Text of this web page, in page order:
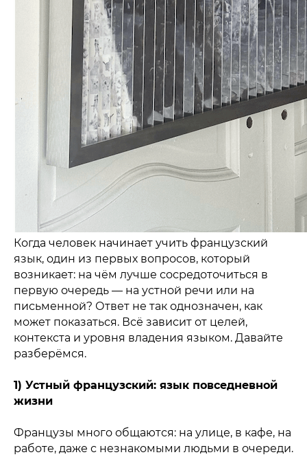
Когда человек начинает учить французский
язык, один из первых вопросов, который
возникает: на чём лучше сосредоточиться в
первую очередь — на устной речи или на
письменной? Ответ не так однозначен, как
может показаться. Всё зависит от целей,
контекста и уровня владения языком. Давайте
разберёмся.
1) Устный французский: язык повседневной
жизни
Французы много общаются: на улице, в кафе, на
работе, даже с незнакомыми людьми в очереди.